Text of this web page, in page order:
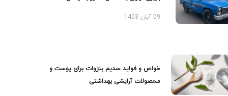
09 آبان 1403
خواص و فواید سدیم بنزوات برای پوست و
محصولات آرایشی بهداشتی